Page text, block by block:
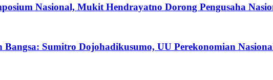
Nasional, Mukit Hendrayatno Dorong Pengusaha
Sumitro Dojohadikusumo, UU Perekonomian